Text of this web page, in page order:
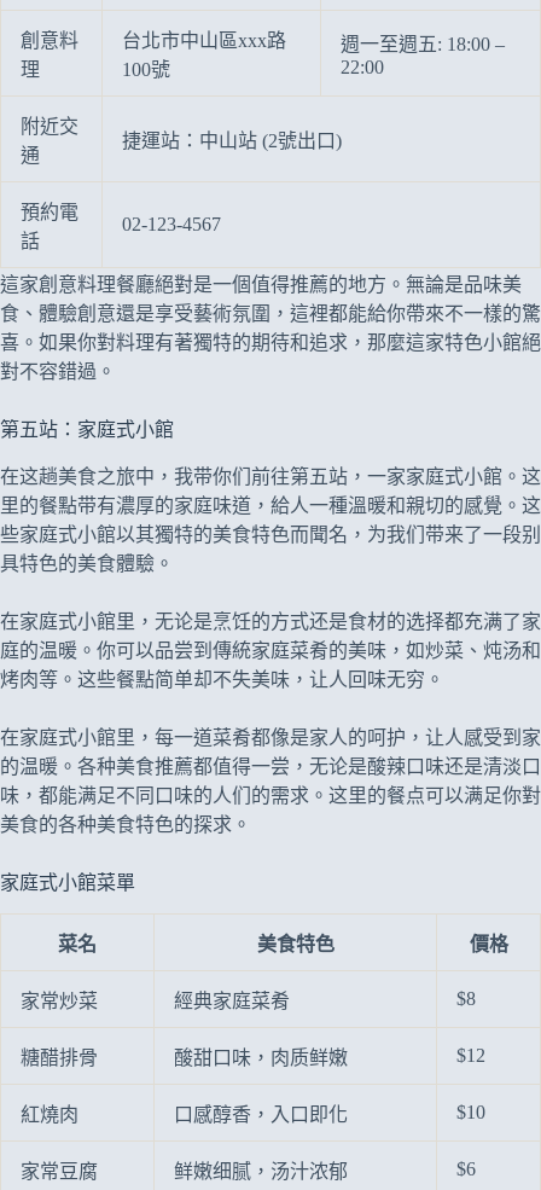
創意料
理
台北市中山區xxx路
100號
週一至週五: 18:00 –
22:00
附近交
通
捷運站：中山站 (2號出口)
預約電
話
02-123-4567
這家創意料理餐廳絕對是一個值得推薦的地方。無論是品味美
食、體驗創意還是享受藝術氛圍，這裡都能給你帶來不一樣的驚
喜。如果你對料理有著獨特的期待和追求，那麼這家特色小館絕
對不容錯過。
第五站：家庭式小館
在这趟美食之旅中，我带你们前往第五站，一家家庭式小館。这
里的餐點带有濃厚的家庭味道，給人一種溫暖和親切的感覺。这
些家庭式小館以其獨特的美食特色而聞名，为我们带来了一段别
具特色的美食體驗。
在家庭式小館里，无论是烹饪的方式还是食材的选择都充满了家
庭的温暖。你可以品尝到傳統家庭菜肴的美味，如炒菜、炖汤和
烤肉等。这些餐點简单却不失美味，让人回味无穷。
在家庭式小館里，每一道菜肴都像是家人的呵护，让人感受到家
的温暖。各种美食推薦都值得一尝，无论是酸辣口味还是清淡口
味，都能满足不同口味的人们的需求。这里的餐点可以满足你對
美食的各种美食特色的探求。
家庭式小館菜單
菜名 美食特色 價格
家常炒菜 經典家庭菜肴 $8
糖醋排骨 酸甜口味，肉质鲜嫩 $12
紅燒肉 口感醇香，入口即化 $10
家常豆腐 鲜嫩细腻，汤汁浓郁 $6